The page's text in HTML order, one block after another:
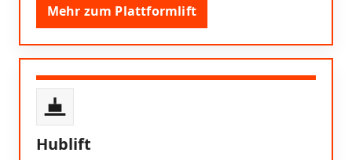
Mehr zum Plattformlift
Hublift